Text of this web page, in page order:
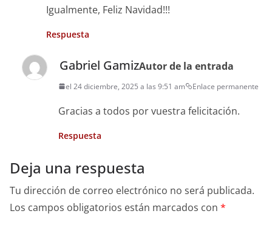
Igualmente, Feliz Navidad!!!
Respuesta
Gabriel GamizAutor de la entrada
el 24 diciembre, 2025 a las 9:51 am Enlace permanente
Gracias a todos por vuestra felicitación.
Respuesta
Deja una respuesta
Tu dirección de correo electrónico no será publicada.
Los campos obligatorios están marcados con *